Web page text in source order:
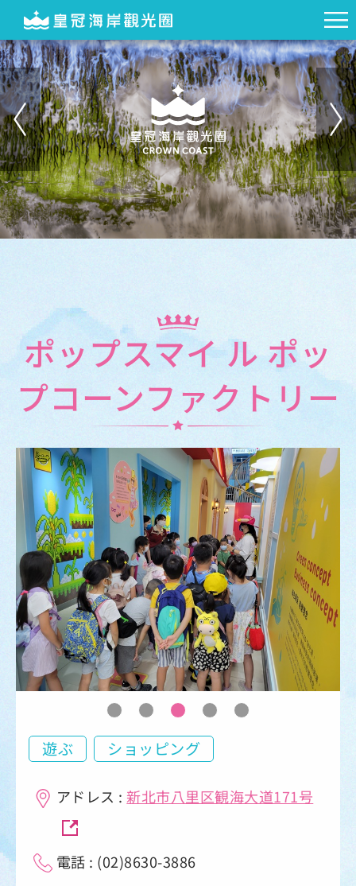
ポップスマイ ル ポッ
プコーンファクトリー
遊ぶ ショッピング
アドレス :新北市八里区観海大道171号
電話 : (02)8630-3886